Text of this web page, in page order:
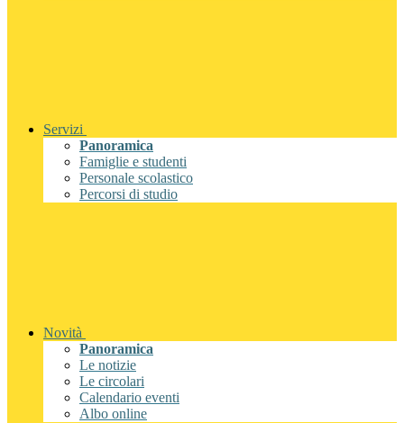
Servizi
Panoramica
Famiglie e studenti
Personale scolastico
Percorsi di studio
Novità
Panoramica
Le notizie
Le circolari
Calendario eventi
Albo online